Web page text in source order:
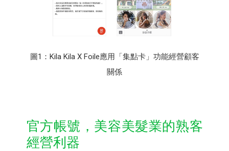
圖1：Kila Kila X Foile應用「集點卡」功能經營顧客
關係
官方帳號，美容美髮業的熟客
經營利器